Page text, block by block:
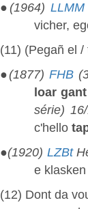
● (1964) LLMM
vicher,
(11) (Pegañ el
●(1877)FHB
loar
série)
c'hello
●(1920) LZBt
e klasken
(12) Dont da